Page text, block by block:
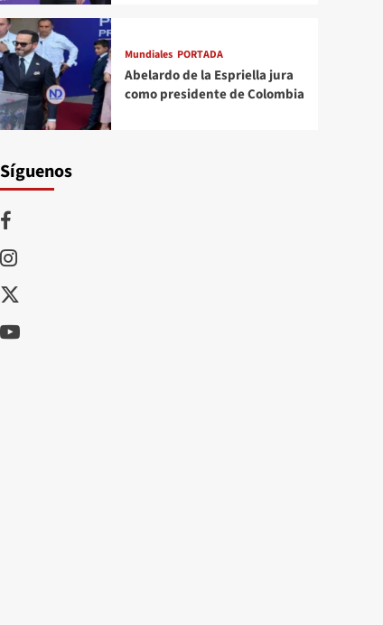
Mundiales PORTADA
Abelardo de la Espriella jura
como presidente de Colombia
Síguenos